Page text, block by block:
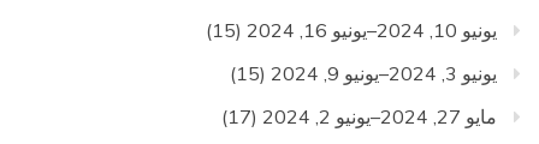
يونيو 10, 2024–يونيو 16, 2024
(15)
يونيو 3, 2024–يونيو 9, 2024
(15)
مايو 27, 2024–يونيو 2, 2024
(17)